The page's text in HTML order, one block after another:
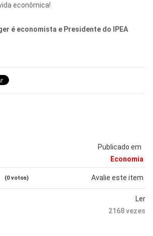
Publicado em
Economia
Avalie este item
(0 votos)
Ler
2168 vezes
econômica!
é economista e Presidente do IPEA